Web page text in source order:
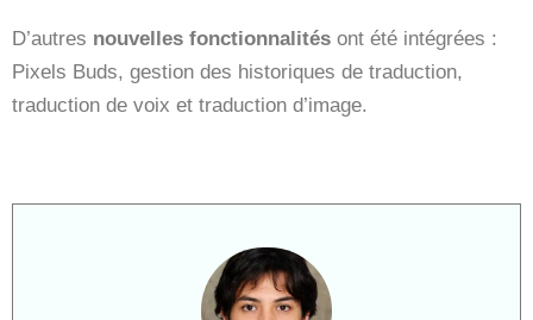
D’autres nouvelles fonctionnalités ont été intégrées :
Pixels Buds, gestion des historiques de traduction,
traduction de voix et traduction d’image.